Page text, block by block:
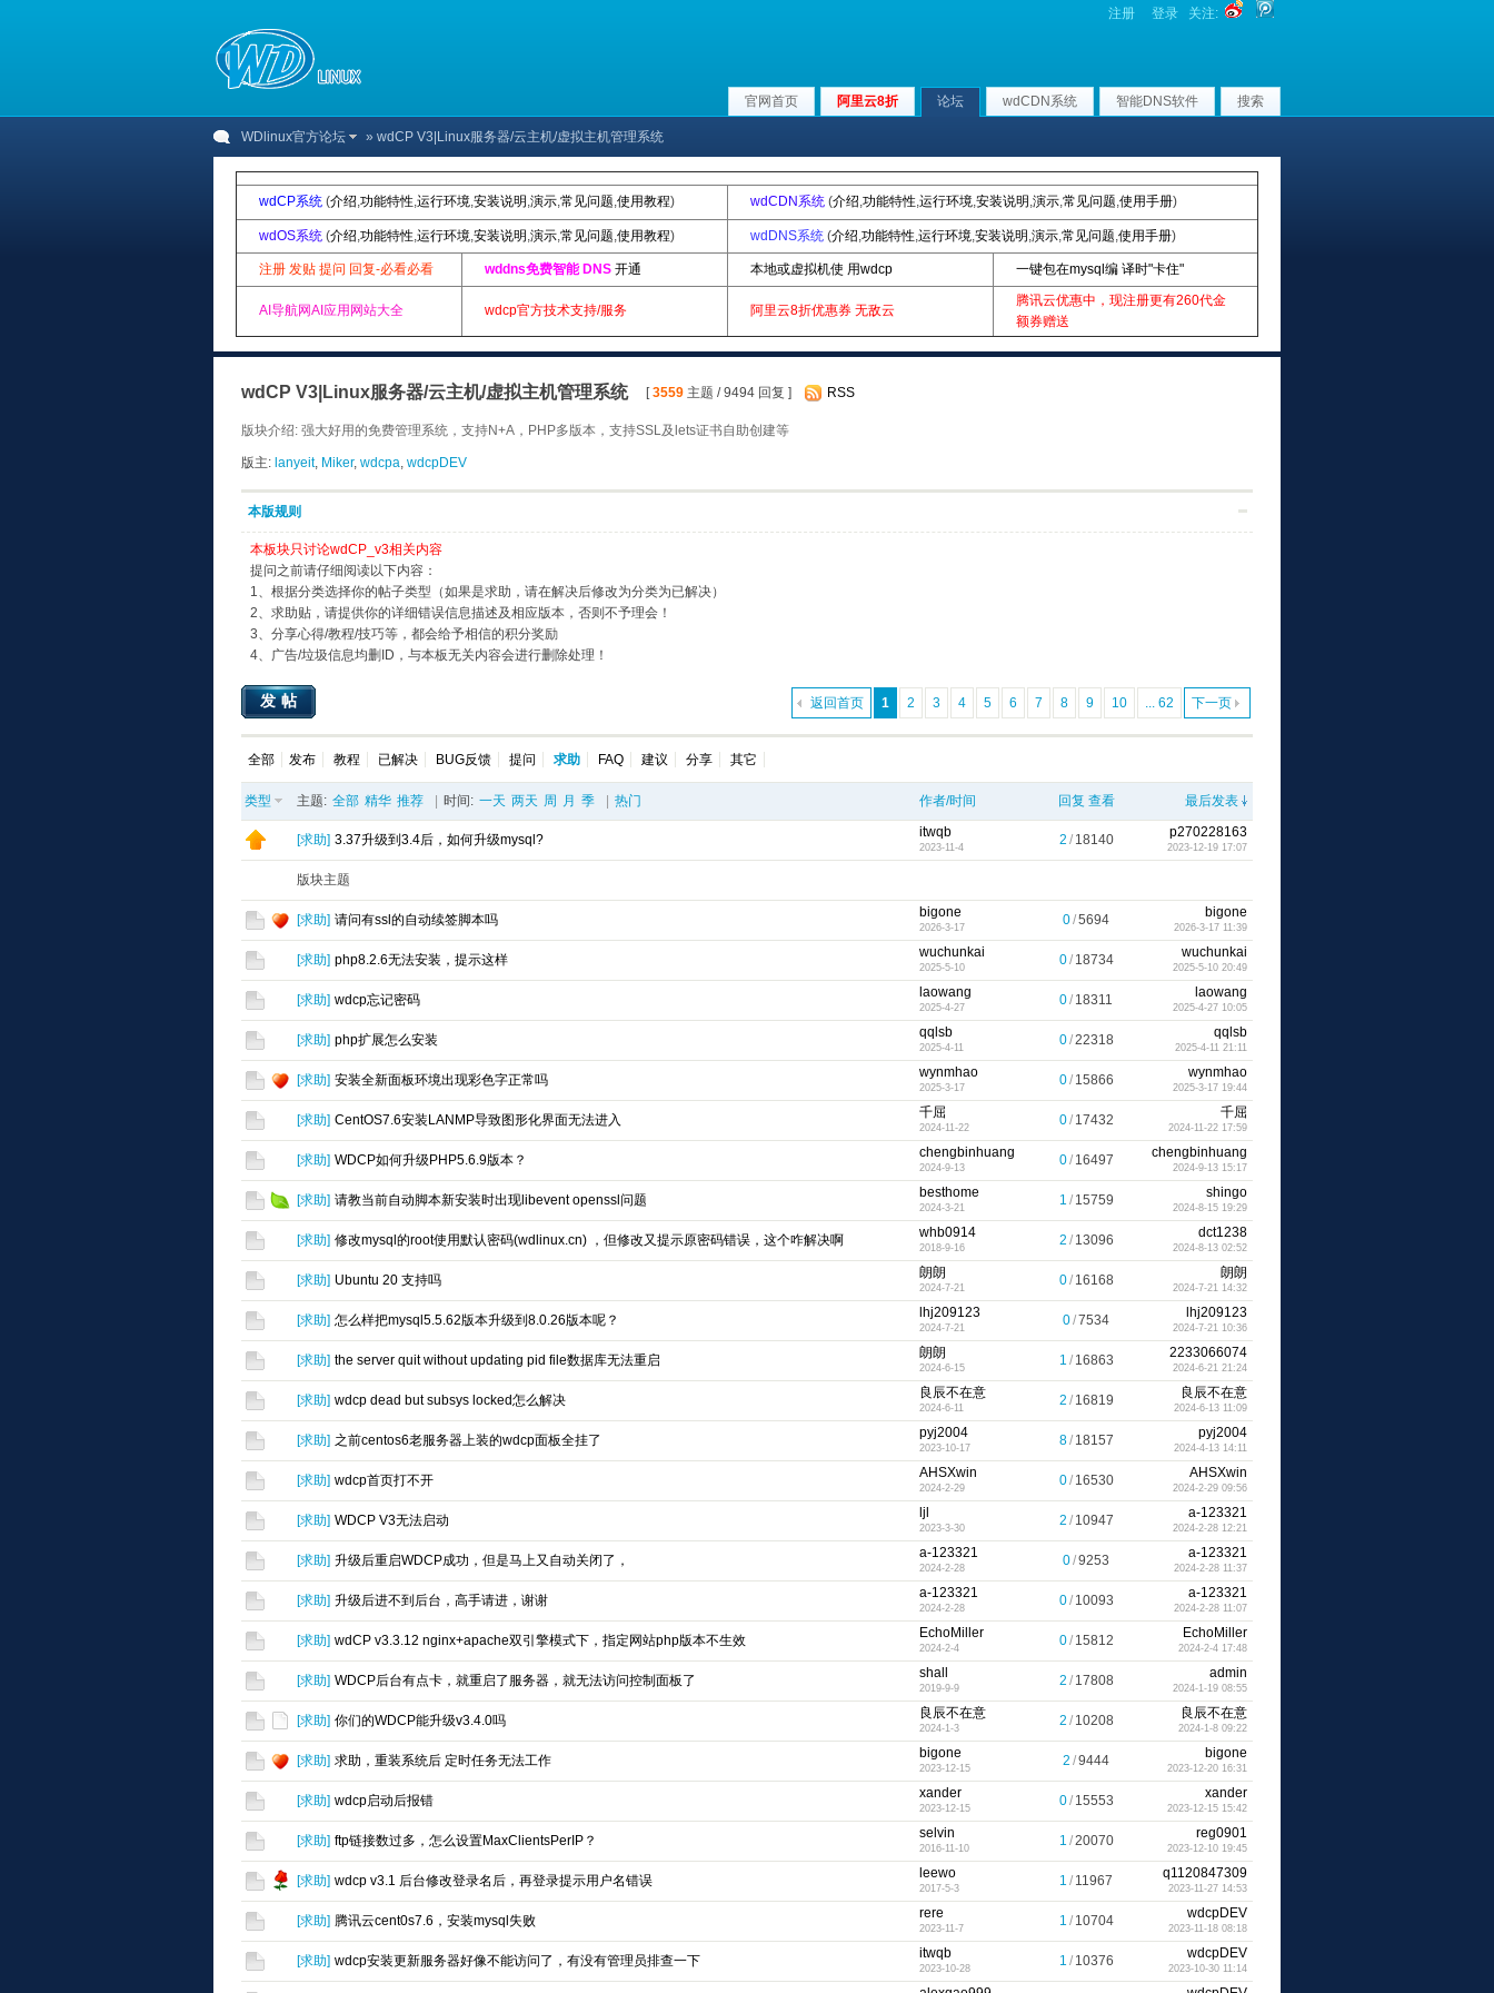
注册 登录 关注:
官网首页 阿里云8折 论坛 wdCDN系统 智能DNS软件 搜索
WDlinux官方论坛 » wdCP V3|Linux服务器/云主机/虚拟主机管理系统
wdCP系统 (介绍,功能特性,运行环境,安装说明 ,演示,常见问题,使用教程) wdCDN系统 (介绍,功能特性,运行环境,安装说明 ,演示,常见问题,使用手册)
wdOS系统 (介绍,功能特性,运行环境,安装说明 ,演示,常见问题,使用教程) wdDNS系统 (介绍,功能特性,运行环境,安装说明 ,演示,常见问题,使用手册)
注册 发贴 提问 回复-必看必看 wddns免费智能 DNS 开通 本地或虚拟机使 用wdcp 一键包在mysql编 译时"卡住"
AI导航网AI应用网站大全 wdcp官方技术支持/服务 阿里云8折优惠券 无敌云
腾讯云优惠中，现注册更有260代金
额券赠送
wdCP V3|Linux服务器/云主机/虚拟主机管理系统 [3559 主题 / 9494 回复 ] RSS
版块介绍: 强大好用的免费管理系统，支持N+A，PHP多版本，支持SSL及lets证书自助创建等
版主: lanyeit, Miker, wdcpa, wdcpDEV
本版规则
本板块只讨论wdCP_v3相关内容
提问之前请仔细阅读以下内容：
1、根据分类选择你的帖子类型（如果是求助，请在解决后修改为分类为已解决）
2、求助贴，请提供你的详细错误信息描述及相应版本，否则不予理会！
3、分享心得/教程/技巧等，都会给予相信的积分奖励
4、广告/垃圾信息均删ID，与本板无关内容会进行删除处理！
1 2 3 4 5 6 7 8 9 10 ... 62 下一页
返回首页
发帖
全部 发布 教程 已解决 BUG反馈 提问 求助 FAQ 建议 分享 其它
类型 主题: 全部 精华 推荐 时间: 一天 两天 周 月 季 热门 作者/时间 回复 查看 最后发表
[求助] 3.37升级到3.4后，如何升级mysql? itwqb
2023-11-4
2 / 18140 p270228163
2023-12-19 17:07
版块主题
[求助] 请问有ssl的自动续签脚本吗 bigone
2026-3-17
0/5694 bigone
2026-3-17 11:39
[求助] php8.2.6无法安装，提示这样 wuchunkai
2025-5-10
0/ 18734 wuchunkai
2025-5-10 20:49
[求助] wdcp忘记密码 laowang
2025-4-27
0/ 18311 laowang
2025-4-27 10:05
[求助] php扩展怎么安装 qqlsb
2025-4-11
0/22318 qqlsb
2025-4-11 21:11
[求助] 安装全新面板环境出现彩色字正常吗 wynmhao
2025-3-17
0/ 15866 wynmhao
2025-3-17 19:44
[求助] CentOS7.6安装LANMP导致图形化界面无法进入 千屈
2024-11-22
0/ 17432 千屈
2024-11-22 17:59
[求助] WDCP如何升级PHP5.6.9版本？ chengbinhuang
2024-9-13
0/ 16497 chengbinhuang
2024-9-13 15:17
[求助] 请教当前自动脚本新安装时出现libevent openssl问题 besthome
2024-3-21
1 / 15759 shingo
2024-8-15 19:29
[求助] 修改mysql的root使用默认密码(wdlinux.cn) ，但修改又提示原密码错误，这个咋解决啊 whb0914
2018-9-16
2 / 13096 dct1238
2024-8-13 02:52
[求助] Ubuntu 20 支持吗 朗朗
2024-7-21
0/ 16168 朗朗
2024-7-21 14:32
[求助] 怎么样把mysql5.5.62版本升级到8.0.26版本呢？ lhj209123
2024-7-21
0/7534 lhj209123
2024-7-21 10:36
[求助] the server quit without updating pid file数据库无法重启 朗朗
2024-6-15
1 / 16863 2233066074
2024-6-21 21:24
[求助] wdcp dead but subsys locked怎么解决 良辰不在意
2024-6-11
2 / 16819 良辰不在意
2024-6-13 11:09
[求助] 之前centos6老服务器上装的wdcp面板全挂了 pyj2004
2023-10-17
8/ 18157 pyj2004
2024-4-13 14:11
[求助] wdcp首页打不开 AHSXwin
2024-2-29
0/ 16530 AHSXwin
2024-2-29 09:56
[求助] WDCP V3无法启动 ljl
2023-3-30
2 / 10947 a-123321
2024-2-28 12:21
[求助] 升级后重启WDCP成功，但是马上又自动关闭了， a-123321
2024-2-28
0/9253 a-123321
2024-2-28 11:37
[求助] 升级后进不到后台，高手请进，谢谢 a-123321
2024-2-28
0/ 10093 a-123321
2024-2-28 11:07
[求助] wdCP v3.3.12 nginx+apache双引擎模式下，指定网站php版本不生效 EchoMiller
2024-2-4
0/ 15812 EchoMiller
2024-2-4 17:48
[求助] WDCP后台有点卡，就重启了服务器，就无法访问控制面板了 shall
2019-9-9
2 / 17808 admin
2024-1-19 08:55
[求助] 你们的WDCP能升级v3.4.0吗 良辰不在意
2024-1-3
2 / 10208 良辰不在意
2024-1-8 09:22
[求助] 求助，重装系统后 定时任务无法工作 bigone
2023-12-15
2 /9444 bigone
2023-12-20 16:31
[求助] wdcp启动后报错 xander
2023-12-15
0/ 15553 xander
2023-12-15 15:42
[求助] ftp链接数过多，怎么设置MaxClientsPerIP？ selvin
2016-11-10
1 /20070 reg0901
2023-12-10 19:45
[求助] wdcp v3.1 后台修改登录名后，再登录提示用户名错误 leewo
2017-5-3
1 / 11967 q1120847309
2023-11-27 14:53
[求助] 腾讯云cent0s7.6，安装mysql失败 rere
2023-11-7
1 / 10704 wdcpDEV
2023-11-18 08:18
[求助] wdcp安装更新服务器好像不能访问了，有没有管理员排查一下 itwqb
2023-10-28
1 / 10376 wdcpDEV
2023-10-30 11:14